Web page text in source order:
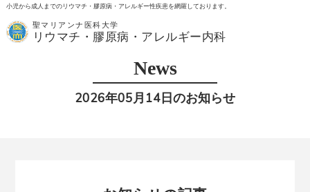
小児から成人までのリウマチ・膠原病・アレルギー性疾患を網羅しております。
聖マリアンナ医科大学
リウマチ・膠原病・アレルギー内科
News
2026年05月14日のお知らせ